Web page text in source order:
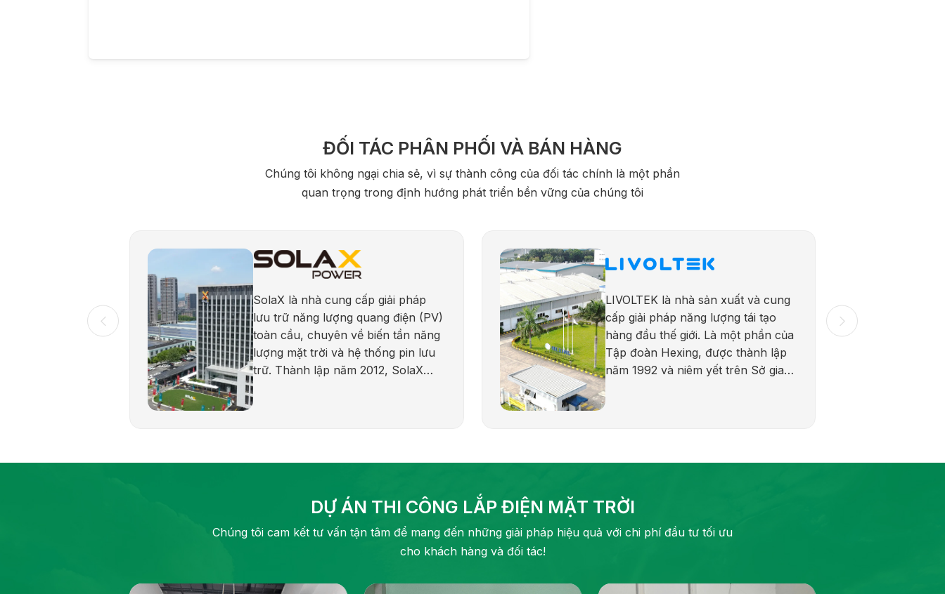
ĐỐI TÁC PHÂN PHỐI VÀ BÁN HÀNG
Chúng tôi không ngại chia sẻ, vì sự thành công của đối tác chính là một phần
quan trọng trong định hướng phát triển bền vững của chúng tôi
SolaX là nhà cung cấp giải pháp
lưu trữ năng lượng quang điện (PV)
toàn cầu, chuyên về biến tần năng
lượng mặt trời và hệ thống pin lưu
trữ. Thành lập năm 2012, SolaX
lưu trữ điện.
LIVOLTEK là nhà sản xuất và cung
cấp giải pháp năng lượng tái tạo
hàng đầu thế giới. Là một phần của
Tập đoàn Hexing, được thành lập
năm 1992 và niêm yết trên Sở giao
dịch chứng khoán Thượng Hải
(603556) năm 2016, LIVOLTEK kết
DỰ ÁN THI CÔNG LẮP ĐIỆN MẶT TRỜI
Chúng tôi cam kết tư vấn tận tâm để mang đến những giải pháp hiệu quả với chi phí đầu tư tối ưu
cho khách hàng và đối tác!